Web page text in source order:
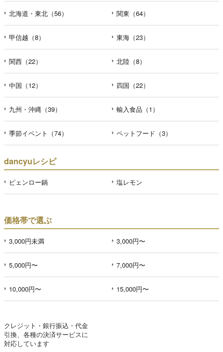
北海道・東北（56） 関東（64）
甲信越（8） 東海（23）
関西（22） 北陸（8）
中国（12） 四国（22）
九州・沖縄（39） 輸入食品（1）
季節イベント（74） ペットフード（3）
dancyuレシピ
ピェンロー鍋 塩レモン
価格帯で選ぶ
3,000円未満 3,000円〜
5,000円〜 7,000円〜
10,000円〜 15,000円〜
クレジット・銀行振込・代金
引換、各種の決済サービスに
対応しています